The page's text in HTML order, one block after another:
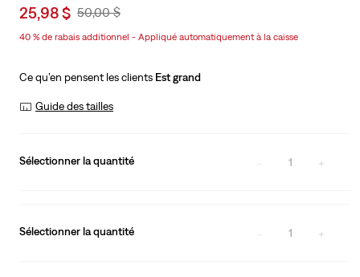
Sale
is
25,98 $ Original
50,00 $
40 % de rabais additionnel - Appliqué automatiquement à la caisse
Ce qu’en pensent les clients Est grand
Guide des tailles
Sélectionner la quantité 1
Sélectionner la quantité 1